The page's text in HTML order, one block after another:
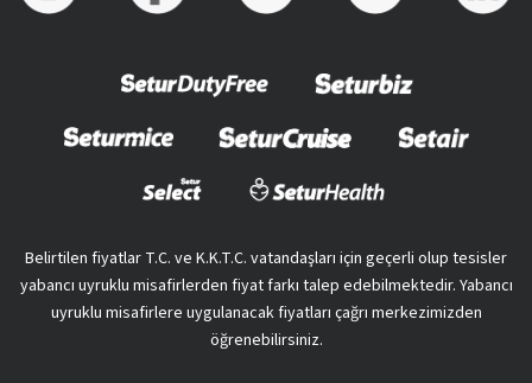
Belirtilen fiyatlar T.C. ve K.K.T.C. vatandaşları için geçerli olup tesisler
yabancı uyruklu misafirlerden fiyat farkı talep edebilmektedir. Yabancı
uyruklu misafirlere uygulanacak fiyatları çağrı merkezimizden
öğrenebilirsiniz.